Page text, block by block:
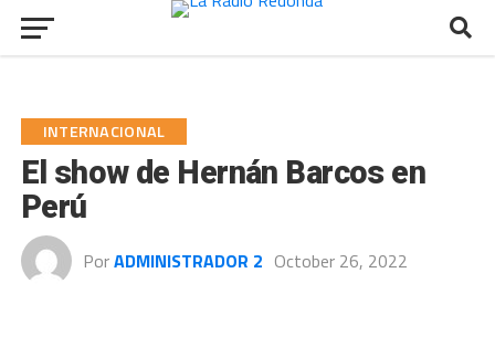
INTERNACIONAL
El show de Hernán Barcos en
Perú
PorADMINISTRADOR 2 October 26, 2022